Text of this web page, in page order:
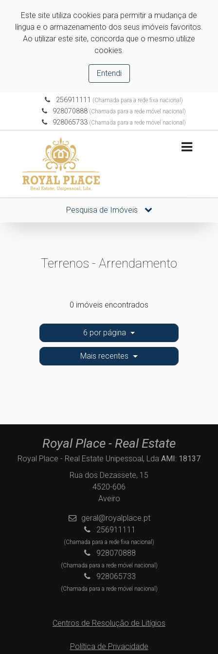
Este site utiliza cookies para permitir a mudança de
língua e o armazenamento dos seus imóveis favoritos.
Ao utilizar este site, concorda que o mesmo utilize
cookies.
Entendi
256911111 (Chamada para a rede fixa nacional)
928070888 (Chamada para a rede móvel nacional)
928065733 (Chamada para a rede móvel nacional)
Pesquisa de Imóveis
Terrenos - Arrendamento
0 imóveis encontrados
6 por página
Mais recentes
Royal Place - Real Estate
Royal Place - Real Estate Unipessoal, Lda AMI: 18137
Rua dos Dezassete, 15
4520-606
Aveiro
geral@royalplace.pt
256911111
(Chamada para a rede fixa nacional)
928070888
(Chamada para a rede móvel nacional)
928065733
(Chamada para a rede móvel nacional)
Centros de Resolução de Litígios
Política de Privacidade